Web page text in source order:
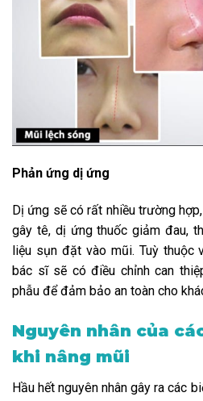
Phản ứng dị ứng
Dị ứng sẽ có rất nhiều trường
gây tê, dị ứng thuốc giảm đau,
liệu sụn đặt vào mũi. Tuỳ thuộc
bác sĩ sẽ có điều chỉnh can
phẫu để đảm bảo an toàn cho
Nguyên nhân của
khi nâng mũi
Hầu hết nguyên nhân gây ra các